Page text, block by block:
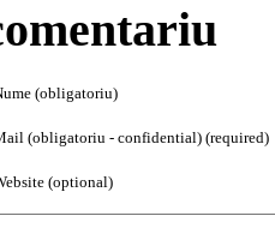
(obligatoriu)
(obligatoriu - confidential) (required)
(optional)